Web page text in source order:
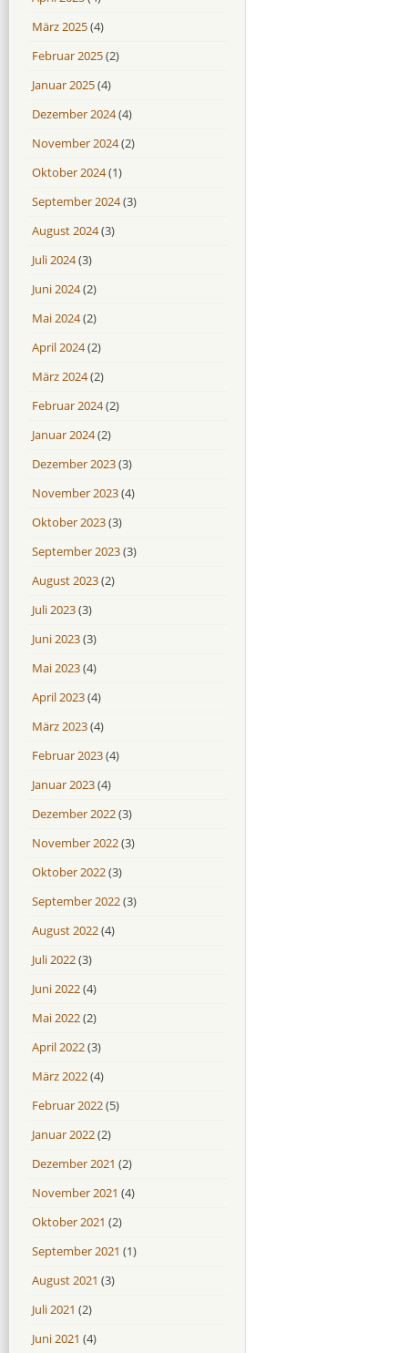
März 2025(4)
Februar 2025(2)
Januar 2025(4)
Dezember 2024(4)
November 2024(2)
Oktober 2024(1)
September 2024(3)
August 2024(3)
Juli 2024(3)
Juni 2024(2)
Mai 2024(2)
April 2024(2)
März 2024(2)
Februar 2024(2)
Januar 2024(2)
Dezember 2023(3)
November 2023(4)
Oktober 2023(3)
September 2023(3)
August 2023(2)
Juli 2023(3)
Juni 2023(3)
Mai 2023(4)
April 2023(4)
März 2023(4)
Februar 2023(4)
Januar 2023(4)
Dezember 2022(3)
November 2022(3)
Oktober 2022(3)
September 2022(3)
August 2022(4)
Juli 2022(3)
Juni 2022(4)
Mai 2022(2)
April 2022(3)
März 2022(4)
Februar 2022(5)
Januar 2022(2)
Dezember 2021 (2)
November 2021 (4)
Oktober 2021 (2)
September 2021 (1)
August 2021 (3)
Juli 2021 (2)
Juni 2021 (4)